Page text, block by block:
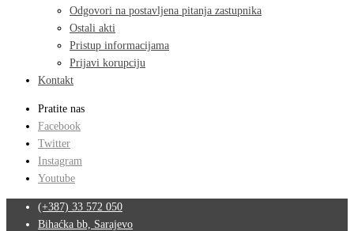
Odgovori na postavljena pitanja zastupnika
Ostali akti
Pristup informacijama
Prijavi korupciju
Kontakt
Pratite nas
Facebook
Twitter
Instagram
Youtube
(+387) 33 572 050
Bihaćka bb, Sarajevo